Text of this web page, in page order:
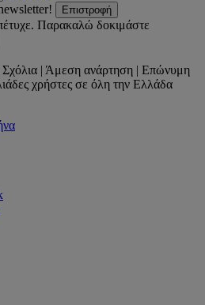
Επιστροφή
Παρακαλώ δοκιμάστε
| Άμεση ανάρτηση | Επώνυμη
χρήστες σε όλη την Ελλάδα